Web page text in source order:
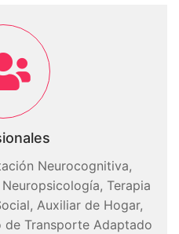
Neurocognitiva,
Terapia
Auxiliar de Hogar,
de Transporte Adaptado